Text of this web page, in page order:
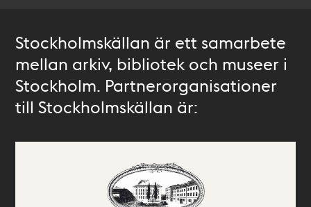
Stockholmskällan är ett samarbete
mellan arkiv, bibliotek och museer i
Stockholm. Partnerorganisationer
till Stockholmskällan är: